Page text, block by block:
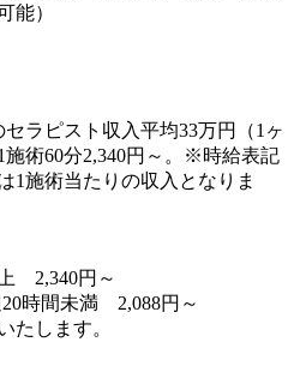
能）
ラピスト収入平均33万円（1ヶ
術60分2,340円～。※時給表記
1施術当たりの収入となりま
2,340円～
20時間未満 2,088円～
たします。